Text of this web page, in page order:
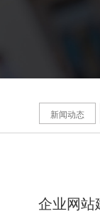
新闻动态
企业网站